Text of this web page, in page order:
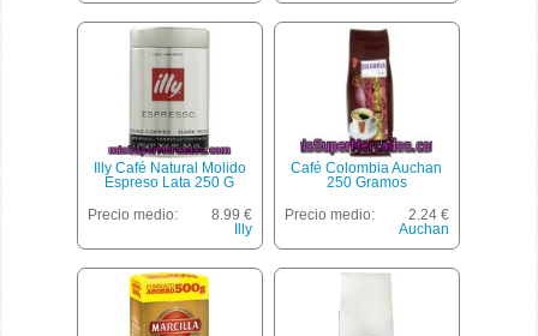
Illy Café Natural Molido
Espreso Lata 250 G
Precio medio:
8.99 €
Illy
Café Colombia Auchan
250 Gramos
Precio medio:
2.24 €
Auchan